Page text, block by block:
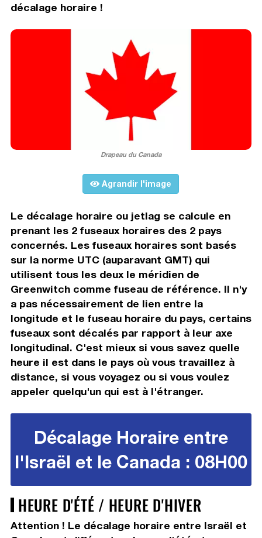
décalage horaire !
Drapeau du Canada
Agrandir l'image
Le décalage horaire ou jetlag se calcule en
prenant les 2 fuseaux horaires des 2 pays
concernés. Les fuseaux horaires sont basés
sur la norme UTC (auparavant GMT) qui
utilisent tous les deux le méridien de
Greenwitch comme fuseau de référence. Il n'y
a pas nécessairement de lien entre la
longitude et le fuseau horaire du pays, certains
fuseaux sont décalés par rapport à leur axe
longitudinal. C'est mieux si vous savez quelle
heure il est dans le pays où vous travaillez à
distance, si vous voyagez ou si vous voulez
appeler quelqu'un qui est à l'étranger.
Décalage Horaire entre
l'Israël et le Canada : 08H00
HEURE D'ÉTÉ / HEURE D'HIVER
Attention ! Le décalage horaire entre Israël et